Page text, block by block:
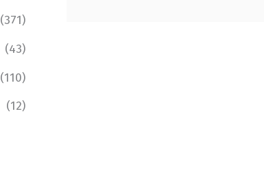
(371)
(43)
(110)
(12)